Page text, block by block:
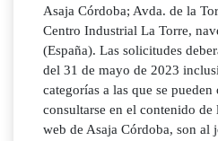
Asaja Córdoba; Avda. de la
Centro Industrial La Torre,
(España). Las solicitudes
del 31 de mayo de 2023
categorías a las que se
consultarse en el contenido de
web de Asaja Córdoba, son al